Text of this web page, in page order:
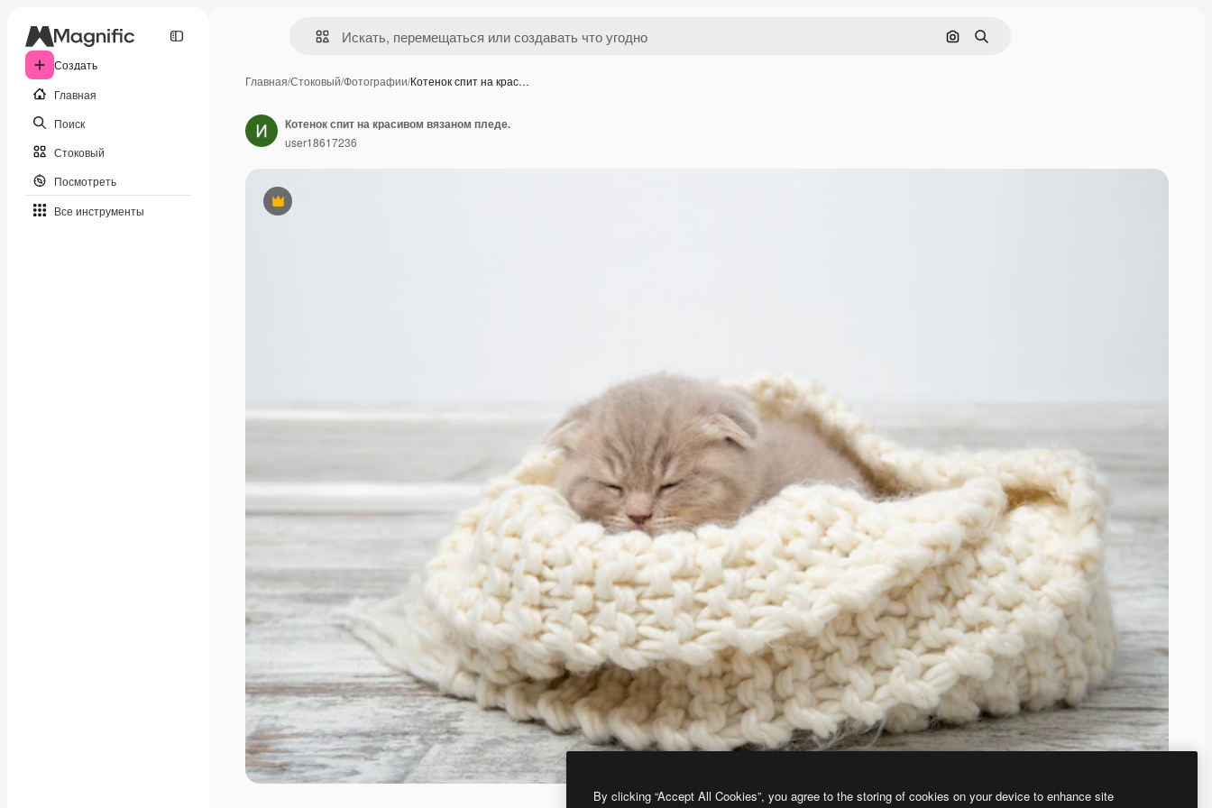
Создать
Главная
Поиск
Стоковый
Посмотреть
Все инструменты
Поиск по изображению
Поиск
Главная/Стоковый/Фотографии/Котенок спит на крас…
Премиум
Котенок спит на красивом вязаном пледе.
user18617236
By clicking “Accept All Cookies”, you agree to the storing of cookies on your device to enhance site